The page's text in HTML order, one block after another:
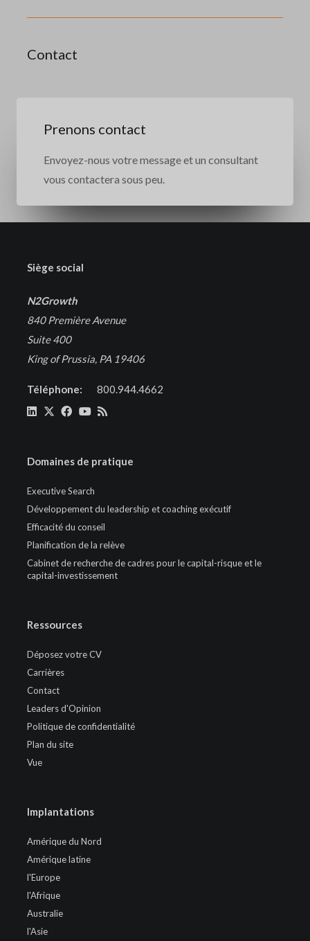
Contact
Prenons contact
Envoyez-nous votre message et un consultant
vous contactera sous peu.
Siège social
N2Growth
840 Première Avenue
Suite 400
King of Prussia, PA 19406
Téléphone: 800.944.4662
Domaines de pratique
Executive Search
Développement du leadership et coaching exécutif
Efficacité du conseil
Planification de la relève
Cabinet de recherche de cadres pour le capital-risque et le
capital-investissement
Ressources
Déposez votre CV
Carrières
Contact
Leaders d'Opinion
Politique de confidentialité
Plan du site
Vue
Implantations
Amérique du Nord
Amérique latine
l'Europe
l'Afrique
Australie
l'Asie